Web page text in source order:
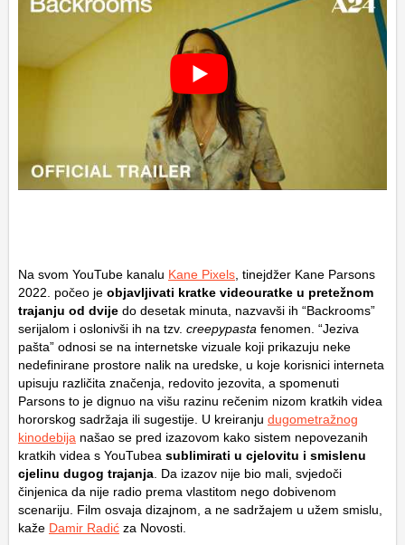
Na svom YouTube kanalu Kane Pixels , tinejdžer Kane Parsons
2022. počeo je objavljivati kratke videouratke u pretežnom
trajanju od dvije do desetak minuta, nazvavši ih “Backrooms”
serijalom i oslonivši ih na tzv. creepypasta fenomen. “Jeziva
pašta” odnosi se na internetske vizuale koji prikazuju neke
nedefinirane prostore nalik na uredske, u koje korisnici interneta
upisuju različita značenja, redovito jezovita, a spomenuti
Parsons to je dignuo na višu razinu rečenim nizom kratkih videa
hororskog sadržaja ili sugestije. U kreiranju dugometražnog
kinodebija našao se pred izazovom kako sistem nepovezanih
kratkih videa s YouTubea sublimirati u cjelovitu i smislenu
cjelinu dugog trajanja . Da izazov nije bio mali, svjedoči
činjenica da nije radio prema vlastitom nego dobivenom
scenariju. Film osvaja dizajnom, a ne sadržajem u užem smislu,
kaže Damir Radić za Novosti.